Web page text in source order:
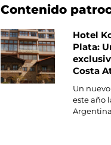
Contenido
Hotel
Plata:
Costa
Un
este año